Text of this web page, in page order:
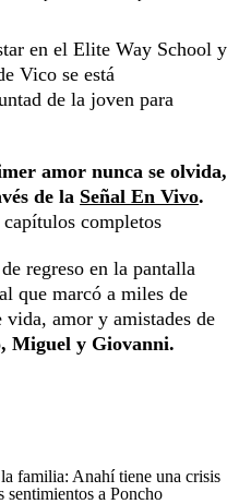
en el Elite Way School y
Vico se está
de la joven para
amor nunca se olvida,
de la Señal En Vivo.
completos
regreso en la pantalla
que marcó a miles de
vida, amor y amistades de
Miguel y Giovanni.
familia: Anahí tiene una crisis
sentimientos a Poncho